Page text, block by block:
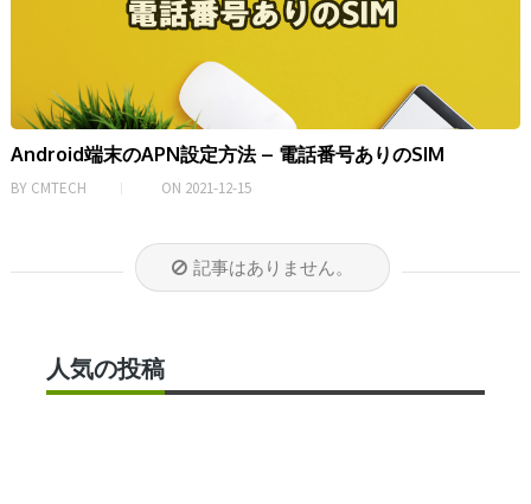
Android端末のAPN設定方法 – 電話番号ありのSIM
BY CMTECH ON 2021-12-15
記事はありません。
人気の投稿